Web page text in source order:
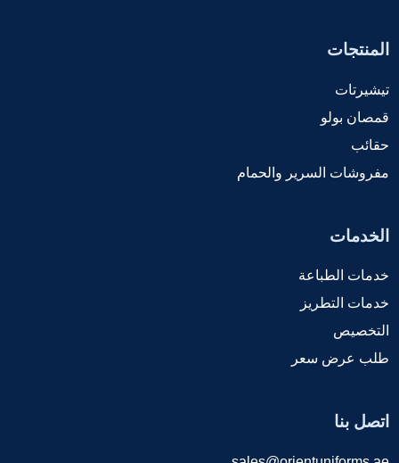
المنتجات
تيشيرتات
قمصان بولو
حقائب
مفروشات السرير والحمام
الخدمات
خدمات الطباعة
خدمات التطريز
التخصيص
طلب عرض سعر
اتصل بنا